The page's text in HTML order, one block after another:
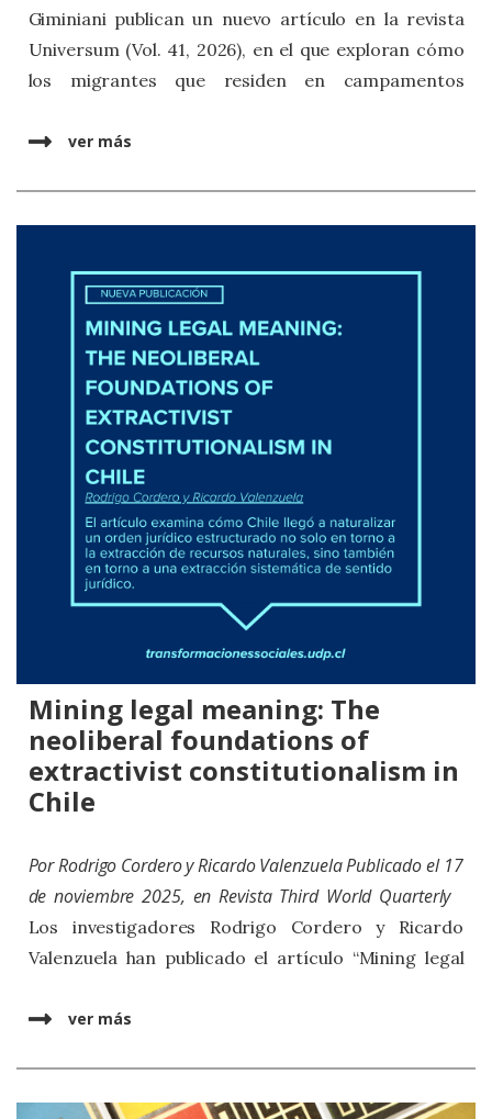
Giminiani publican un nuevo artículo en la revista
Universum (Vol. 41, 2026), en el que exploran cómo
los migrantes que residen en campamentos
con la precariedad habitacional en un contexto de
ciudadanía anclada en una reivindicación mayor por
justicia climática, demostrando que los fenómenos
derivados de la crisis climática se vuelven
catalizadores de demandas políticas para las
ver más
Mining legal meaning: The
neoliberal foundations of
extractivist constitutionalism in
Chile
PorRodrigo CorderoyRicardo ValenzuelaPublicado el 17
de noviembre 2025, enRevista Third World Quarterly
Los investigadores Rodrigo Cordero y Ricardo
Valenzuela han publicado el artículo “Mining legal
constitutionalism in Chile” en la revista Third World
torno al estudio de las culturas jurídicas
ver más